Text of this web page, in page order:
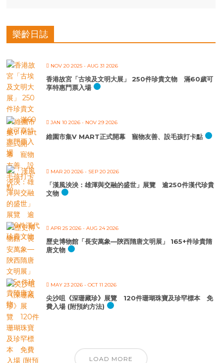
樂齡日誌
NOV 20 2025 - AUG 31 2026
香港故宮「古埃及文明大展」 250件珍貴文物 滿60歲可
享特惠門票入場
JAN 10 2026 - NOV 29 2026
維園市集V MART正式開幕 寵物友善、設毛孩打卡點
MAR 20 2026 - SEP 20 2026
「漢風泱泱：雄渾與交融的盛世」展覽 逾250件漢代珍貴
文物
APR 25 2026 - AUG 24 2026
歷史博物館「長安萬象—陝西隋唐文明展」 165+件珍貴隋
唐文物
MAY 23 2026 - OCT 11 2026
尖沙咀《深珊藏珍》展覽 120件珊瑚珠寶及珍罕標本 免
費入場 (附預約方法)
LOAD MORE